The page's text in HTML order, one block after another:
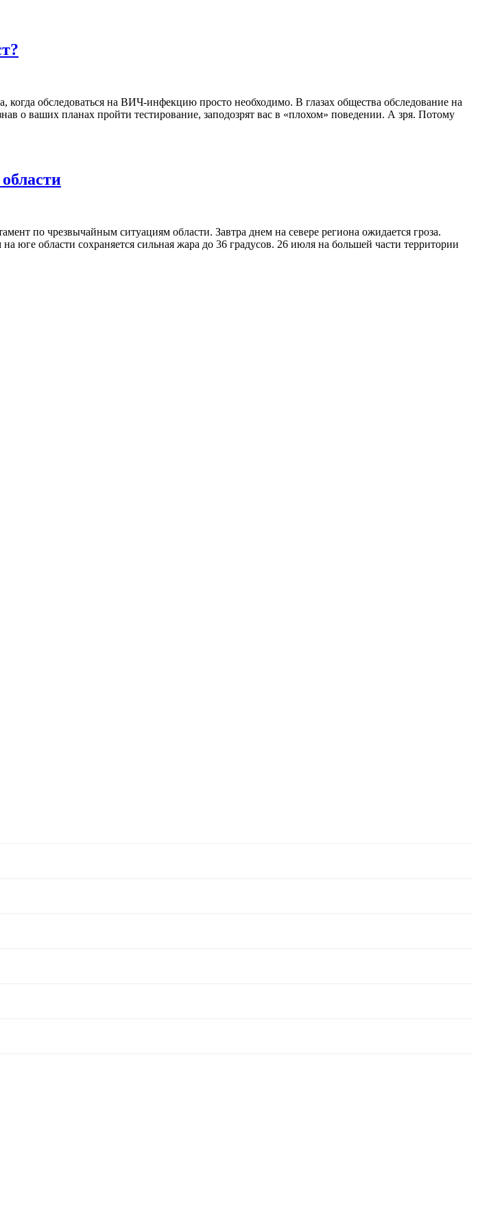
обследоваться на ВИЧ-инфекцию просто необходимо. В глазах общества обследование на
ваших планах пройти тестирование, заподозрят вас в «плохом» поведении. А зря. Потому
по чрезвычайным ситуациям области. Завтра днем на севере региона ожидается гроза.
юге области сохраняется сильная жара до 36 градусов. 26 июля на большей части территории